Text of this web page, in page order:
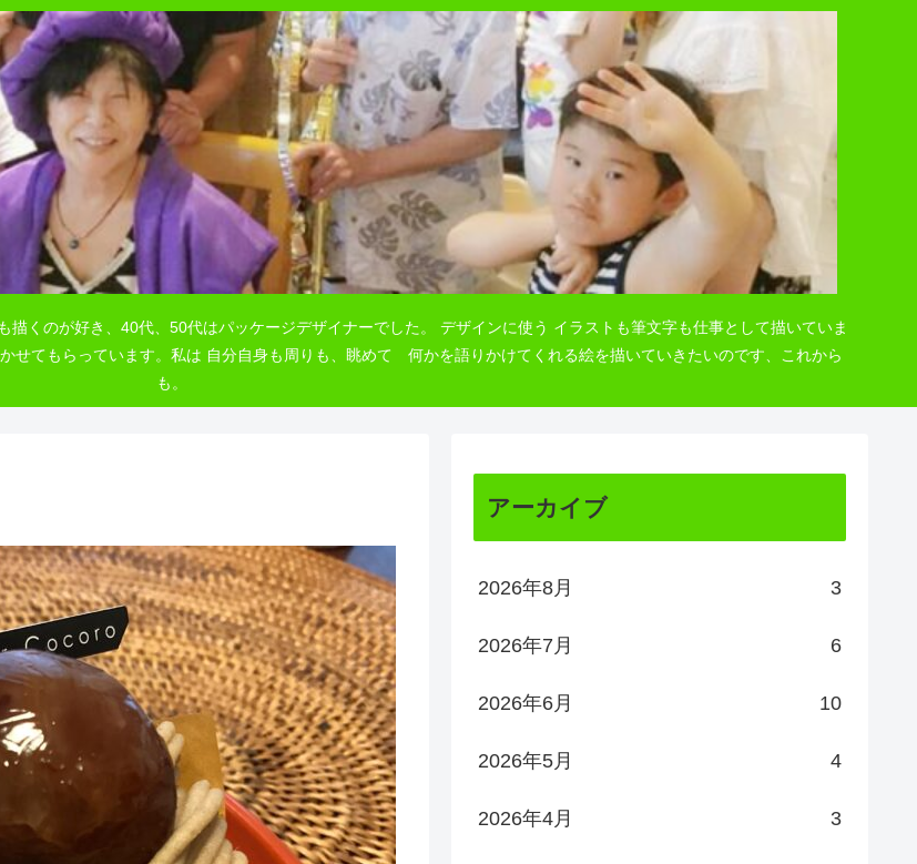
くのが好き、40代、50代はパッケージデザイナーでした。 デザインに使う イラストも筆文字も仕事として描いていま
せてもらっています。私は 自分自身も周りも、眺めて 何かを語りかけてくれる絵を描いていきたいのです、これから
も。
アーカイブ
2026年8月 3
2026年7月 6
2026年6月 10
2026年5月 4
2026年4月 3